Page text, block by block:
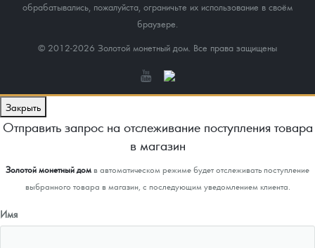
обрабатывались, пожалуйста, ограничьте их использование в своём
браузере.
© 2012-2026 Золотой монетный дом. Все права защищены
Закрыть
Отправить запрос на отслеживание поступления товара
в магазин
Золотой монетный домв автоматическом режиме будет отслеживать поступление
выбранного товара в магазин, с последующим уведомлением клиента.
Имя